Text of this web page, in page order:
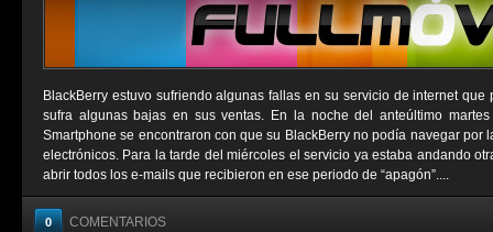
BlackBerry estuvo sufriendo algunas fallas en su servicio de internet
sufra algunas bajas en sus ventas. En la noche del anteúltimo
Smartphone se encontraron con que su BlackBerry no podía navegar por
electrónicos. Para la tarde del miércoles el servicio ya estaba andando
abrir todos los e-mails que recibieron en ese periodo de “apagón”....
0 COMENTARIOS